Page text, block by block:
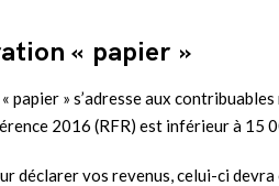
« papier »
papier » s’adresse aux contribuables
2016 (RFR) est inférieur à 15
déclarer vos revenus, celui-ci devra